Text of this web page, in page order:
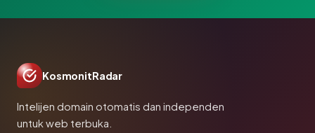
KosmonitRadar
Intelijen domain otomatis dan independen
untuk web terbuka.